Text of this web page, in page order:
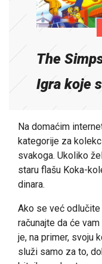
The
Igra koje
Na domaćim
kategorije za
svakoga. Ukoliko
staru flašu Koka-
dinara.
Ako se već odlučite
računajte da će
je, na primer, svoju
služi samo za to,